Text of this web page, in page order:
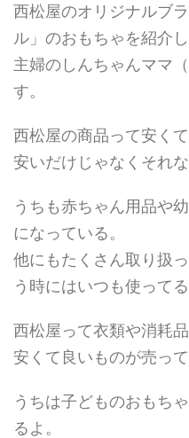
西松屋のオリジナルブ
ル」のおもちゃを紹介
主婦のしんちゃんママ（
す。
西松屋の商品って安くて
安いだけじゃなくそれ
うちも赤ちゃん用品や
になっている。
他にもたくさん取り扱
う時にはいつも使ってる
西松屋って衣類や消耗
安くて良いものが売っ
うちは子どものおもち
るよ。